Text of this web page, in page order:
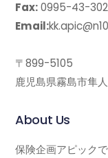
Fax:0995-43-
Email:
〒899-5105
鹿児島県霧島市隼
About Us
保険企画アピック